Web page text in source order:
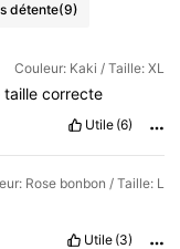
détente(9)
Couleur: Kaki / Taille: XL
taille correcte
Utile (6)
Rose bonbon / Taille: L
Utile (3)